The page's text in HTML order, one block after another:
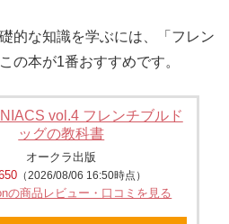
的な知識を学ぶには、「フレン
の本が1番おすすめです。
vol.4 フレンチブルド
ッグの教科書
オークラ出版
（2026/08/06 16:50時点）
の商品レビュー・口コミを見る